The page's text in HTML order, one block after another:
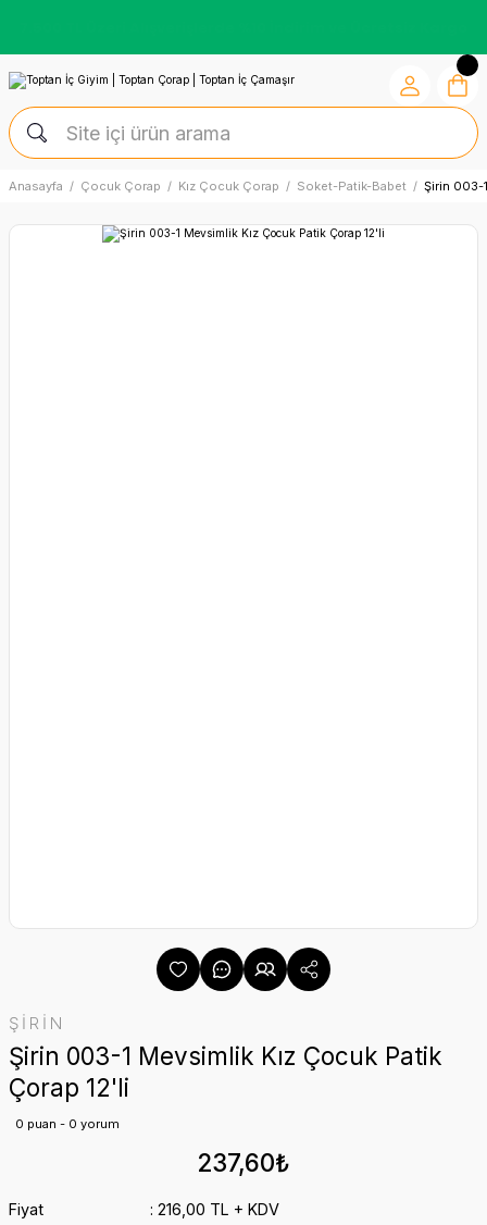
Anasayfa Çocuk Çorap Kız Çocuk Çorap Soket-Patik-Babet Şirin 003-
ŞİRİN
Şirin 003-1 Mevsimlik Kız Çocuk Patik
Çorap 12'li
0 puan - 0 yorum
237,60₺
Fiyat
216,00 TL + KDV